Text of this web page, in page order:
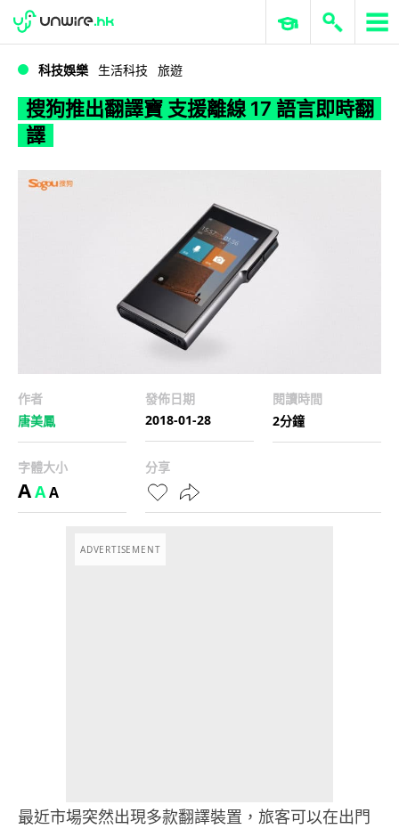
搜狗推出翻譯寶 支援離線 17 語言即時翻譯
WWDC 2026 ERP 與商業 AI
科技娛樂 生活科技 旅遊
搜狗推出翻譯寶 支援離線 17 語言即時翻
譯
作者
唐美鳳
發佈日期
2018-01-28
閱讀時間
2分鐘
字體大小
AAA
分享
ADVERTISEMENT
最近市場突然出現多款翻譯裝置，旅客可以在出門